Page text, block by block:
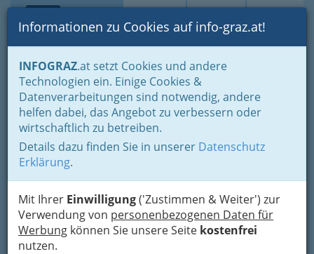
Suche Login Toggle
Informationen zu Cookies auf info-graz.at!
INFOGRAZ.at setzt Cookies und andere
Technologien ein. Einige Cookies &
Datenverarbeitungen sind notwendig, andere
helfen dabei, das Angebot zu verbessern oder
wirtschaftlich zu betreiben.
Details dazu finden Sie in unserer Datenschutz
Erklärung.
Mit Ihrer Einwilligung('Zustimmen & Weiter') zur
Verwendung von personenbezogenen Daten für
Werbung können Sie unsere Seite kostenfrei
nutzen.
Home Gastronomie
Die Könige der Gastro-Guides
Gault Millau Österreich - Die Steirer
Die Restaurants von Graz
bzw. der Steiermark im
Gault Millau Österreich